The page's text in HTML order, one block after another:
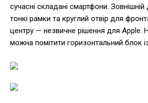
сучасні складані смартфони.
тонкі рамки та круглий отвір для
центру — незвичне рішення для Apple.
можна помітити горизонтальний блок